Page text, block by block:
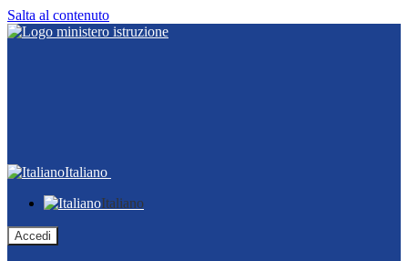
Salta al contenuto
Italiano
Italiano
Accedi